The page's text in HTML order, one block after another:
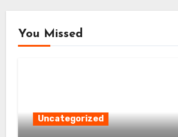
You Missed
Uncategorized